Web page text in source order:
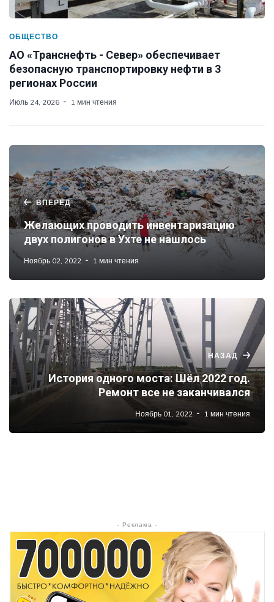
ОБЩЕСТВО
АО «Транснефть - Север» обеспечивает
безопасную транспортировку нефти в 3
регионах России
Июль 24, 2026 1 мин чтения
ВПЕРЕД
Желающих проводить инвентаризацию
двух полигонов в Ухте не нашлось
Ноябрь 02, 2022 1 мин чтения
НАЗАД
История одного моста: Шёл 2022 год.
Ремонт все не заканчивался
Ноябрь 01, 2022 1 мин чтения
- Реклама -